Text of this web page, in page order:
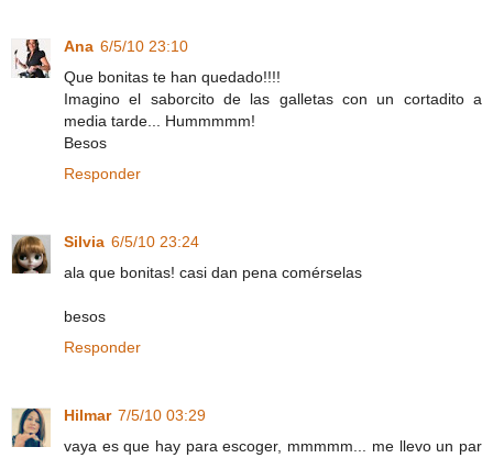
Ana 6/5/10 23:10
Que bonitas te han quedado!!!!
Imagino el saborcito de las galletas con un cortadito a
media tarde... Hummmmm!
Besos
Responder
Silvia 6/5/10 23:24
ala que bonitas! casi dan pena comérselas
besos
Responder
Hilmar 7/5/10 03:29
vaya es que hay para escoger, mmmmm... me llevo un par